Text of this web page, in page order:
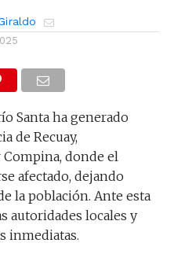
Santa ha generado
de Recuay,
donde el
afectado, dejando
la población. Ante esta
autoridades locales y
inmediatas.